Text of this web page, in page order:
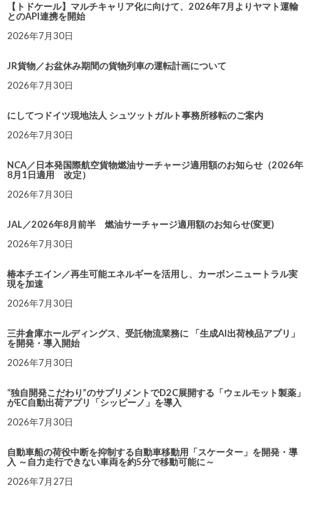
【トドケール】マルチキャリア化に向けて、2026年7月よりヤマト運輸
とのAPI連携を開始
2026年7月30日
JR貨物／お盆休み期間の貨物列車の運転計画について
2026年7月30日
にしてつドイツ現地法人 シュツットガルト事務所移転のご案内
2026年7月30日
NCA／日本発国際航空貨物燃油サーチャージ適用額のお知らせ（2026年
8月1日適用 改定）
2026年7月30日
JAL／2026年8月前半 燃油サーチャージ適用額のお知らせ(変更)
2026年7月30日
椿本チエイン／再生可能エネルギーを活用し、カーボンニュートラル実
現を加速
2026年7月30日
三井倉庫ホールディングス、受託物流業務に 「生成AI出荷検品アプリ」
を開発・導入開始
2026年7月30日
“独自開発こだわり”のサプリメントでD2C展開する「ウェルモット製薬」
がEC自動出荷アプリ「シッピーノ」を導入
2026年7月30日
自動車船の荷役中断を抑制する自動車移動用「スケーター」を開発・導
入 ～自力走行できない車両を約5分で移動可能に～
2026年7月27日